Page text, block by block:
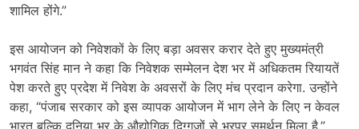
शामिल होंगे.”
इस आयोजन को निवेशकों के लिए बड़ा अवसर करार देते हुए मुख्यमंत्री
भगवंत सिंह मान ने कहा कि निवेशक सम्मेलन देश भर में अधिकतम रियायतें
पेश करते हुए प्रदेश में निवेश के अवसरों के लिए मंच प्रदान करेगा. उन्होंने
कहा, “पंजाब सरकार को इस व्यापक आयोजन में भाग लेने के लिए न केवल
भारत बल्कि दुनिया भर के औद्योगिक दिग्गजों से भरपूर समर्थन मिला है.”